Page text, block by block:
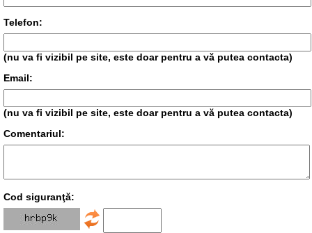
Telefon:
(nu va fi vizibil pe site, este doar pentru a vă putea contacta)
Email:
(nu va fi vizibil pe site, este doar pentru a vă putea contacta)
Comentariul:
Cod siguranţă: